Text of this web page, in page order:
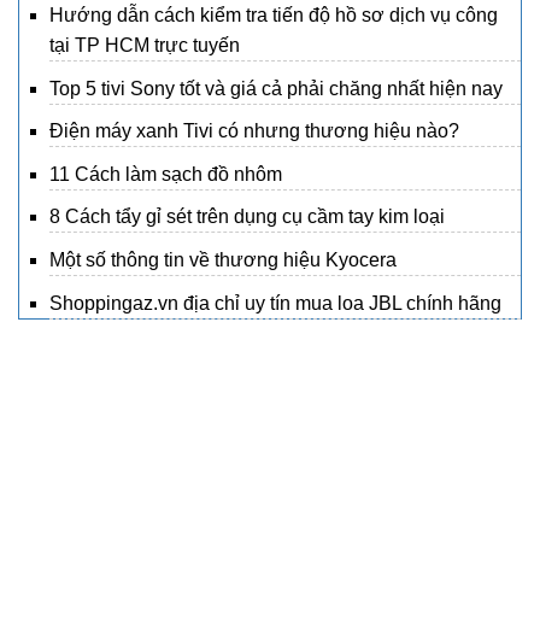
Hướng dẫn cách kiểm tra tiến độ hồ sơ dịch vụ công
tại TP HCM trực tuyến
Top 5 tivi Sony tốt và giá cả phải chăng nhất hiện nay
Điện máy xanh Tivi có nhưng thương hiệu nào?
11 Cách làm sạch đồ nhôm
8 Cách tẩy gỉ sét trên dụng cụ cầm tay kim loại
Một số thông tin về thương hiệu Kyocera
Shoppingaz.vn địa chỉ uy tín mua loa JBL chính hãng